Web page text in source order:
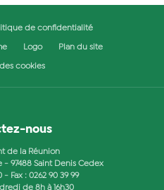
de confidentialité
Logo Plan du site
cookies
nous
de la Réunion
- 97488 Saint Denis Cedex
- Fax : 0262 90 39 99
de 8h à 16h30